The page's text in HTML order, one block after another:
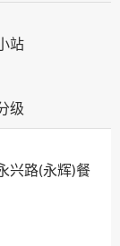
站
级
兴路(永辉)餐